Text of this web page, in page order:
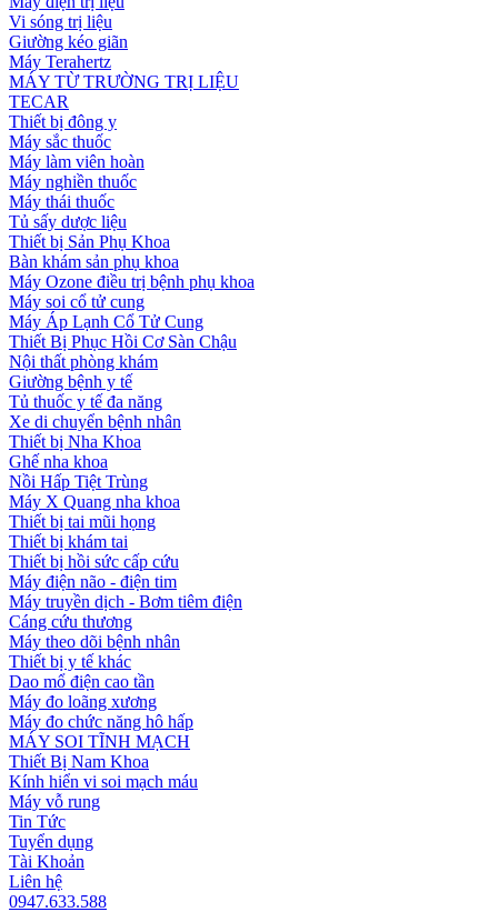
Vi sóng trị liệu
Giường kéo giãn
Máy Terahertz
MÁY TỪ TRƯỜNG TRỊ LIỆU
TECAR
Thiết bị đông y
Máy sắc thuốc
Máy làm viên hoàn
Máy nghiền thuốc
Máy thái thuốc
Tủ sấy dược liệu
Thiết bị Sản Phụ Khoa
Bàn khám sản phụ khoa
Máy Ozone điều trị bệnh phụ khoa
Máy soi cổ tử cung
Máy Áp Lạnh Cổ Tử Cung
Thiết Bị Phục Hồi Cơ Sàn Chậu
Nội thất phòng khám
Giường bệnh y tế
Tủ thuốc y tế đa năng
Xe di chuyển bệnh nhân
Thiết bị Nha Khoa
Ghế nha khoa
Nồi Hấp Tiệt Trùng
Máy X Quang nha khoa
Thiết bị tai mũi họng
Thiết bị khám tai
Thiết bị hồi sức cấp cứu
Máy điện não - điện tim
Máy truyền dịch - Bơm tiêm điện
Cáng cứu thương
Máy theo dõi bệnh nhân
Thiết bị y tế khác
Dao mổ điện cao tần
Máy đo loãng xương
Máy đo chức năng hô hấp
MÁY SOI TĨNH MẠCH
Thiết Bị Nam Khoa
Kính hiển vi soi mạch máu
Máy vỗ rung
Tin Tức
Tuyển dụng
Tài Khoản
Liên hệ
0947.633.588